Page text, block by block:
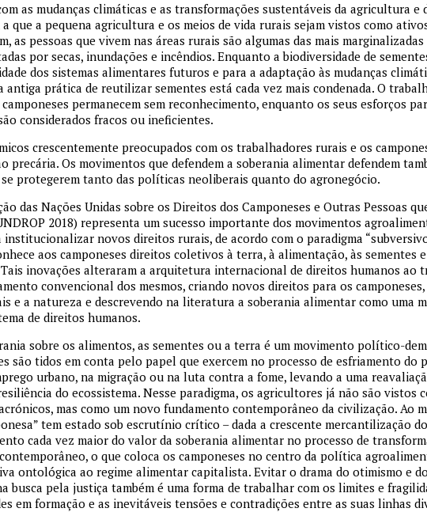
as mudanças climáticas e as transformações sustentáveis da agricultura e
que a pequena agricultura e os meios de vida rurais sejam vistos como
as pessoas que vivem nas áreas rurais são algumas das mais marginalizadas
por secas, inundações e incêndios. Enquanto a biodiversidade de
dos sistemas alimentares futuros e para a adaptação às mudanças
antiga prática de reutilizar sementes está cada vez mais condenada. O
permanecem sem reconhecimento, enquanto os seus esforços
considerados fracos ou ineficientes.
crescentemente preocupados com os trabalhadores rurais e os
precária. Os movimentos que defendem a soberania alimentar defendem
protegerem tanto das políticas neoliberais quanto do agronegócio.
das Nações Unidas sobre os Direitos dos Camponeses e Outras Pessoas
2018) representa um sucesso importante dos movimentos
institucionalizar novos direitos rurais, de acordo com o paradigma
aos camponeses direitos coletivos à terra, à alimentação, às sementes
inovações alteraram a arquitetura internacional de direitos humanos ao
convencional dos mesmos, criando novos direitos para os camponeses,
e a natureza e descrevendo na literatura a soberania alimentar como uma
de direitos humanos.
sobre os alimentos, as sementes ou a terra é um movimento político-
são tidos em conta pelo papel que exercem no processo de esfriamento do
urbano, na migração ou na luta contra a fome, levando a uma
do ecossistema. Nesse paradigma, os agricultores já não são vistos
mas como um novo fundamento contemporâneo da civilização. Ao
tem estado sob escrutínio crítico – dada a crescente mercantilização
cada vez maior do valor da soberania alimentar no processo de
o que coloca os camponeses no centro da política
ontológica ao regime alimentar capitalista. Evitar o drama do otimismo e do
busca pela justiça também é uma forma de trabalhar com os limites e
em formação e as inevitáveis tensões e contradições entre as suas linhas